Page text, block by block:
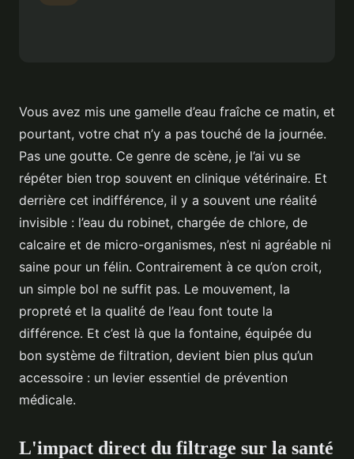
Vous avez mis une gamelle d’eau fraîche ce matin, et
pourtant, votre chat n’y a pas touché de la journée.
Pas une goutte. Ce genre de scène, je l’ai vu se
répéter bien trop souvent en clinique vétérinaire. Et
derrière cet indifférence, il y a souvent une réalité
invisible : l’eau du robinet, chargée de chlore, de
calcaire et de micro-organismes, n’est ni agréable ni
saine pour un félin. Contrairement à ce qu’on croit,
un simple bol ne suffit pas. Le mouvement, la
propreté et la qualité de l’eau font toute la
différence. Et c’est là que la fontaine, équipée du
bon système de filtration, devient bien plus qu’un
accessoire : un levier essentiel de prévention
médicale.
L'impact direct du filtrage sur la santé